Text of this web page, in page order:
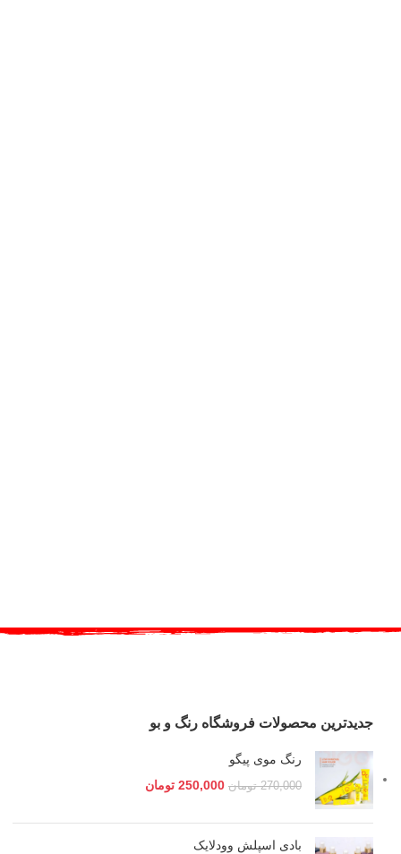
جدیدترین محصولات فروشگاه رنگ و بو
رنگ موی پیگو
270,000 تومان 250,000 تومان
بادی اسپلش وودلایک